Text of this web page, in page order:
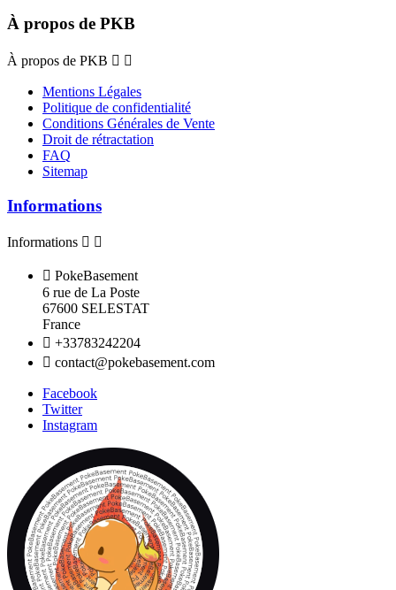
À propos de PKB
À propos de PKB  
Mentions Légales
Politique de confidentialité
Conditions Générales de Vente
Droit de rétractation
FAQ
Sitemap
Informations
Informations  
 PokeBasement
6 rue de La Poste
67600 SELESTAT
France
 +33783242204
 contact@pokebasement.com
Facebook
Twitter
Instagram